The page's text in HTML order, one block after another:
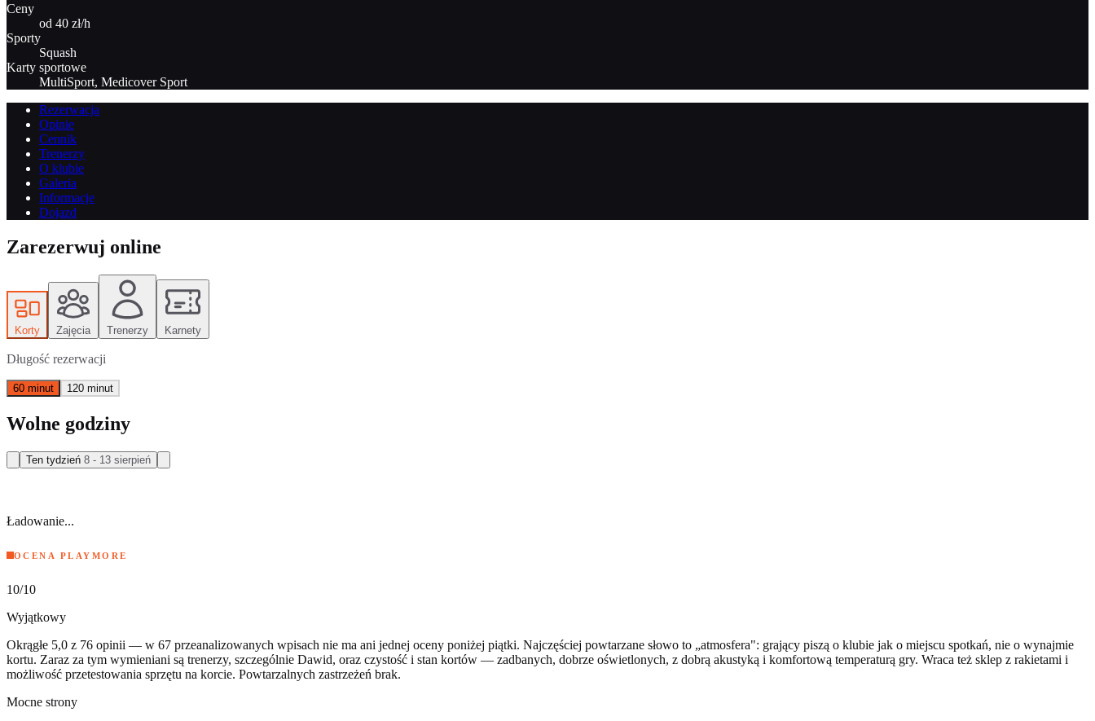
Ceny
od 40 zł/h
Sporty
Squash
Karty sportowe
MultiSport, Medicover Sport
Rezerwacja
Opinie
Cennik
Trenerzy
O klubie
Galeria
Informacje
Dojazd
Zarezerwuj online
Korty Zajęcia Trenerzy Karnety
Długość rezerwacji
60 minut 120 minut
Wolne godziny
Ten tydzień 8 - 13 sierpień
Ładowanie...
OCENA PLAYMORE
10/10
Wyjątkowy
Okrągłe 5,0 z 76 opinii — w 67 przeanalizowanych wpisach nie ma ani jednej oceny poniżej piątki. Najczęściej powtarzane słowo to „atmosfera": grający piszą o klubie jak o miejscu spotkań, nie o wynajmie
kortu. Zaraz za tym wymieniani są trenerzy, szczególnie Dawid, oraz czystość i stan kortów — zadbanych, dobrze oświetlonych, z dobrą akustyką i komfortową temperaturą gry. Wraca też sklep z rakietami i
możliwość przetestowania sprzętu na korcie. Powtarzalnych zastrzeżeń brak.
Mocne strony